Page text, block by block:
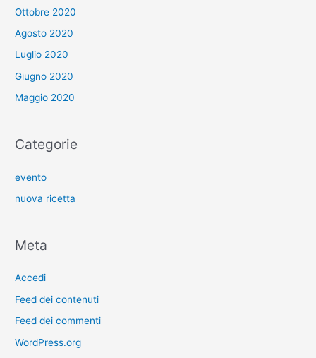
Ottobre 2020
Agosto 2020
Luglio 2020
Giugno 2020
Maggio 2020
Categorie
evento
nuova ricetta
Meta
Accedi
Feed dei contenuti
Feed dei commenti
WordPress.org